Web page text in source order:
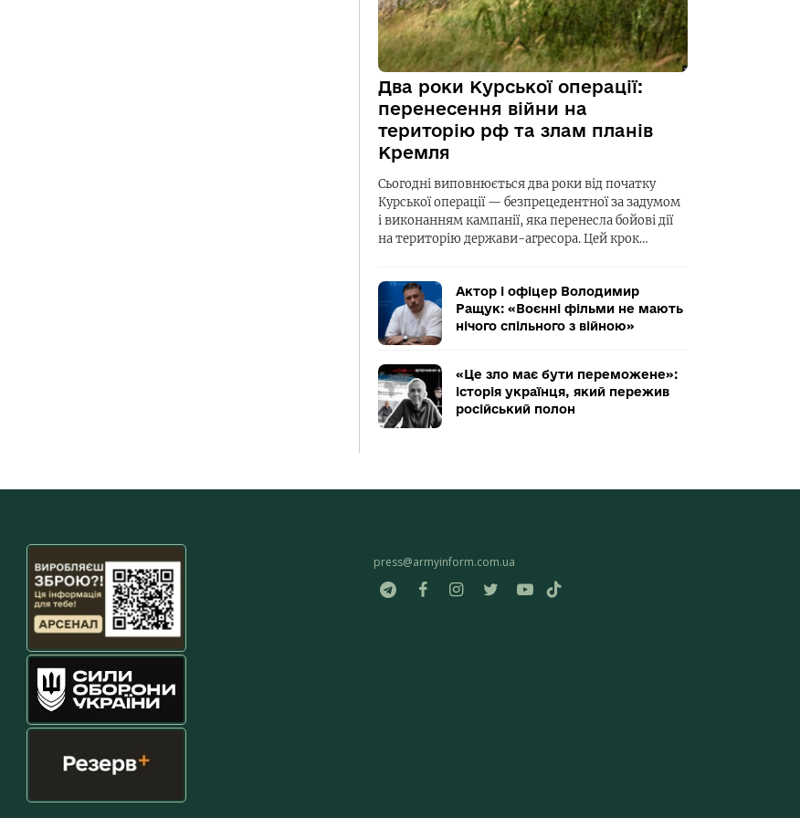
Два роки Курської операції:
перенесення війни на
територію рф та злам планів
Кремля
Сьогодні виповнюється два роки від початку
Курської операції — безпрецедентної за задумом
і виконанням кампанії, яка перенесла бойові дії
на територію держави-агресора. Цей крок…
Актор і офіцер Володимир
Ращук: «Воєнні фільми не мають
нічого спільного з війною»
«Це зло має бути переможене»:
історія українця, який пережив
російський полон
press@armyinform.com.ua